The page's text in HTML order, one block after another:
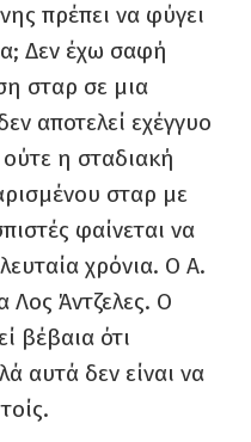
πρέπει να φύγει
Δεν έχω σαφή
σταρ σε μια
αποτελεί εχέγγυο
η σταδιακή
σταρ με
φαίνεται να
χρόνια. Ο A.
Λος Άντζελες. Ο
βέβαια ότι
αυτά δεν είναι να